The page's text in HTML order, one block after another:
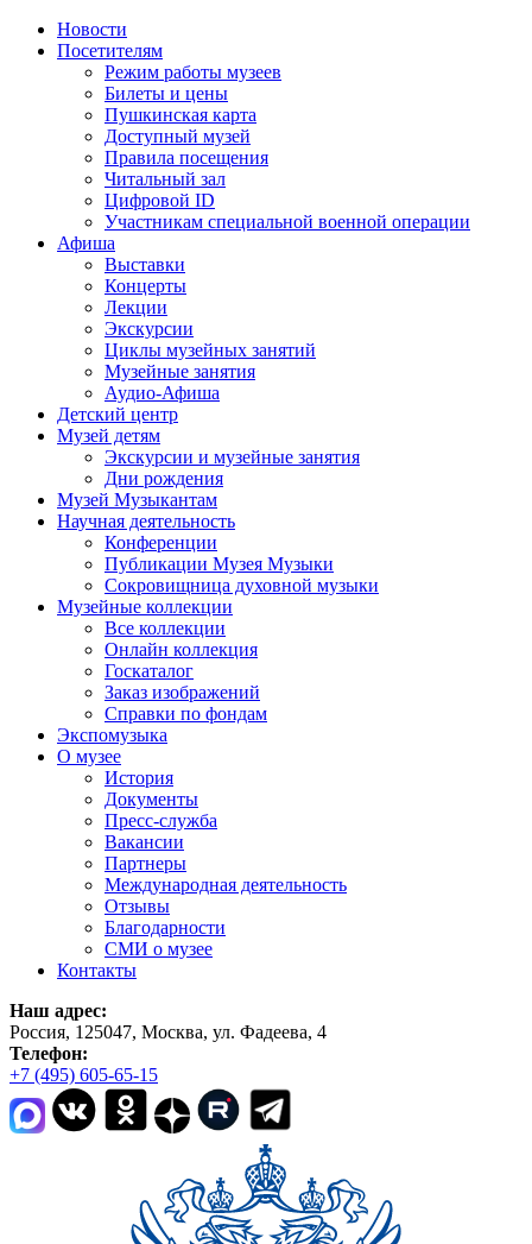
Новости
Посетителям
Режим работы музеев
Билеты и цены
Пушкинская карта
Доступный музей
Правила посещения
Читальный зал
Цифровой ID
Участникам специальной военной операции
Афиша
Выставки
Концерты
Лекции
Экскурсии
Циклы музейных занятий
Музейные занятия
Аудио-Афиша
Детский центр
Музей детям
Экскурсии и музейные занятия
Дни рождения
Музей Музыкантам
Научная деятельность
Конференции
Публикации Музея Музыки
Сокровищница духовной музыки
Музейные коллекции
Все коллекции
Онлайн коллекция
Госкаталог
Заказ изображений
Справки по фондам
Экспомузыка
О музее
История
Документы
Пресс-служба
Вакансии
Партнеры
Международная деятельность
Отзывы
Благодарности
СМИ о музее
Контакты
Наш адрес:
Россия, 125047, Москва, ул. Фадеева, 4
Телефон:
+7 (495) 605-65-15